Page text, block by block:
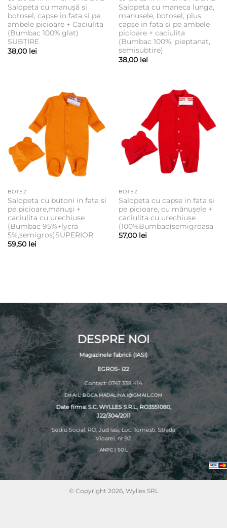
Salopeta cu manușă si
botosel, capse in fata si pe
ambele picioare + Caciulita
(Bumbac 100%,glat)
SUBȚIRE
38,00 lei
Salopeta cu maneca lunga,
manusele, botosel, plus
capse in fata si pe ambele
picioare + caciulita
(Bumbac 100%, pieptanat,
semisubtire)
38,00 lei
BOTEZ
Salopeta cu butoni in fata si
pe picioare,manuși +
caciulita cu urechiuse
(Bumbac 95%+lycra
5%,semigros)SUPERIOR
59,50 lei
BOTEZ
Salopeta cu capse in fata si
pe picioare, cu mănușele +
caciulita cu urechiușe
(100%Bumbac)semigroasa
57,00 lei
DESPRE NOI
Magazinele fabricii (IASI)
EGROS- i22
Contact: 0747 338 414
EMAIL: BOCA.MADALINA.I@GMAIL.COM
Date firma: S.C. WYLLES S.R.L., RO3551080,
J22/304/2011
Sediu Social: RO, Jud Iasi, Loc. Tomesti, Strada
Vioarei, nr 92
ANPC | SOL
© Copyright 2026, Wylles SRL